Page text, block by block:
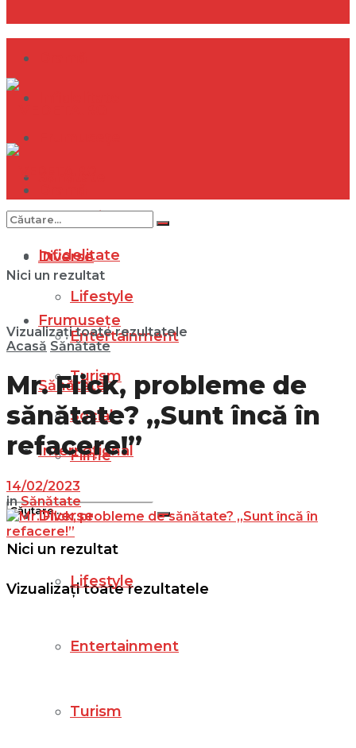
Internațional
Diverse
Lifestyle
Entertainment
Turism
Social
Filme
Nici un rezultat
Vizualizați toate rezultatele
Infidelitate
Frumusețe
Sănătate
Internațional
Diverse
Lifestyle
Entertainment
Turism
Nici un rezultat
Vizualizați toate rezultatele
Acasă Sănătate
Mr. Flick, probleme de
sănătate? „Sunt încă în
refacere!”
14/02/2023
in Sănătate